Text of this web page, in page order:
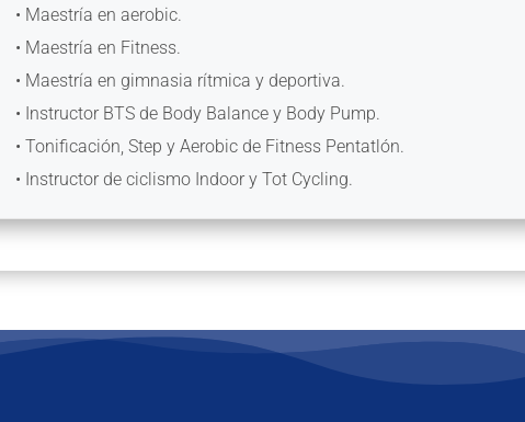
• Maestría en aerobic.
• Maestría en Fitness.
• Maestría en gimnasia rítmica y deportiva.
• Instructor BTS de Body Balance y Body Pump.
• Tonificación, Step y Aerobic de Fitness Pentatlón.
• Instructor de ciclismo Indoor y Tot Cycling.